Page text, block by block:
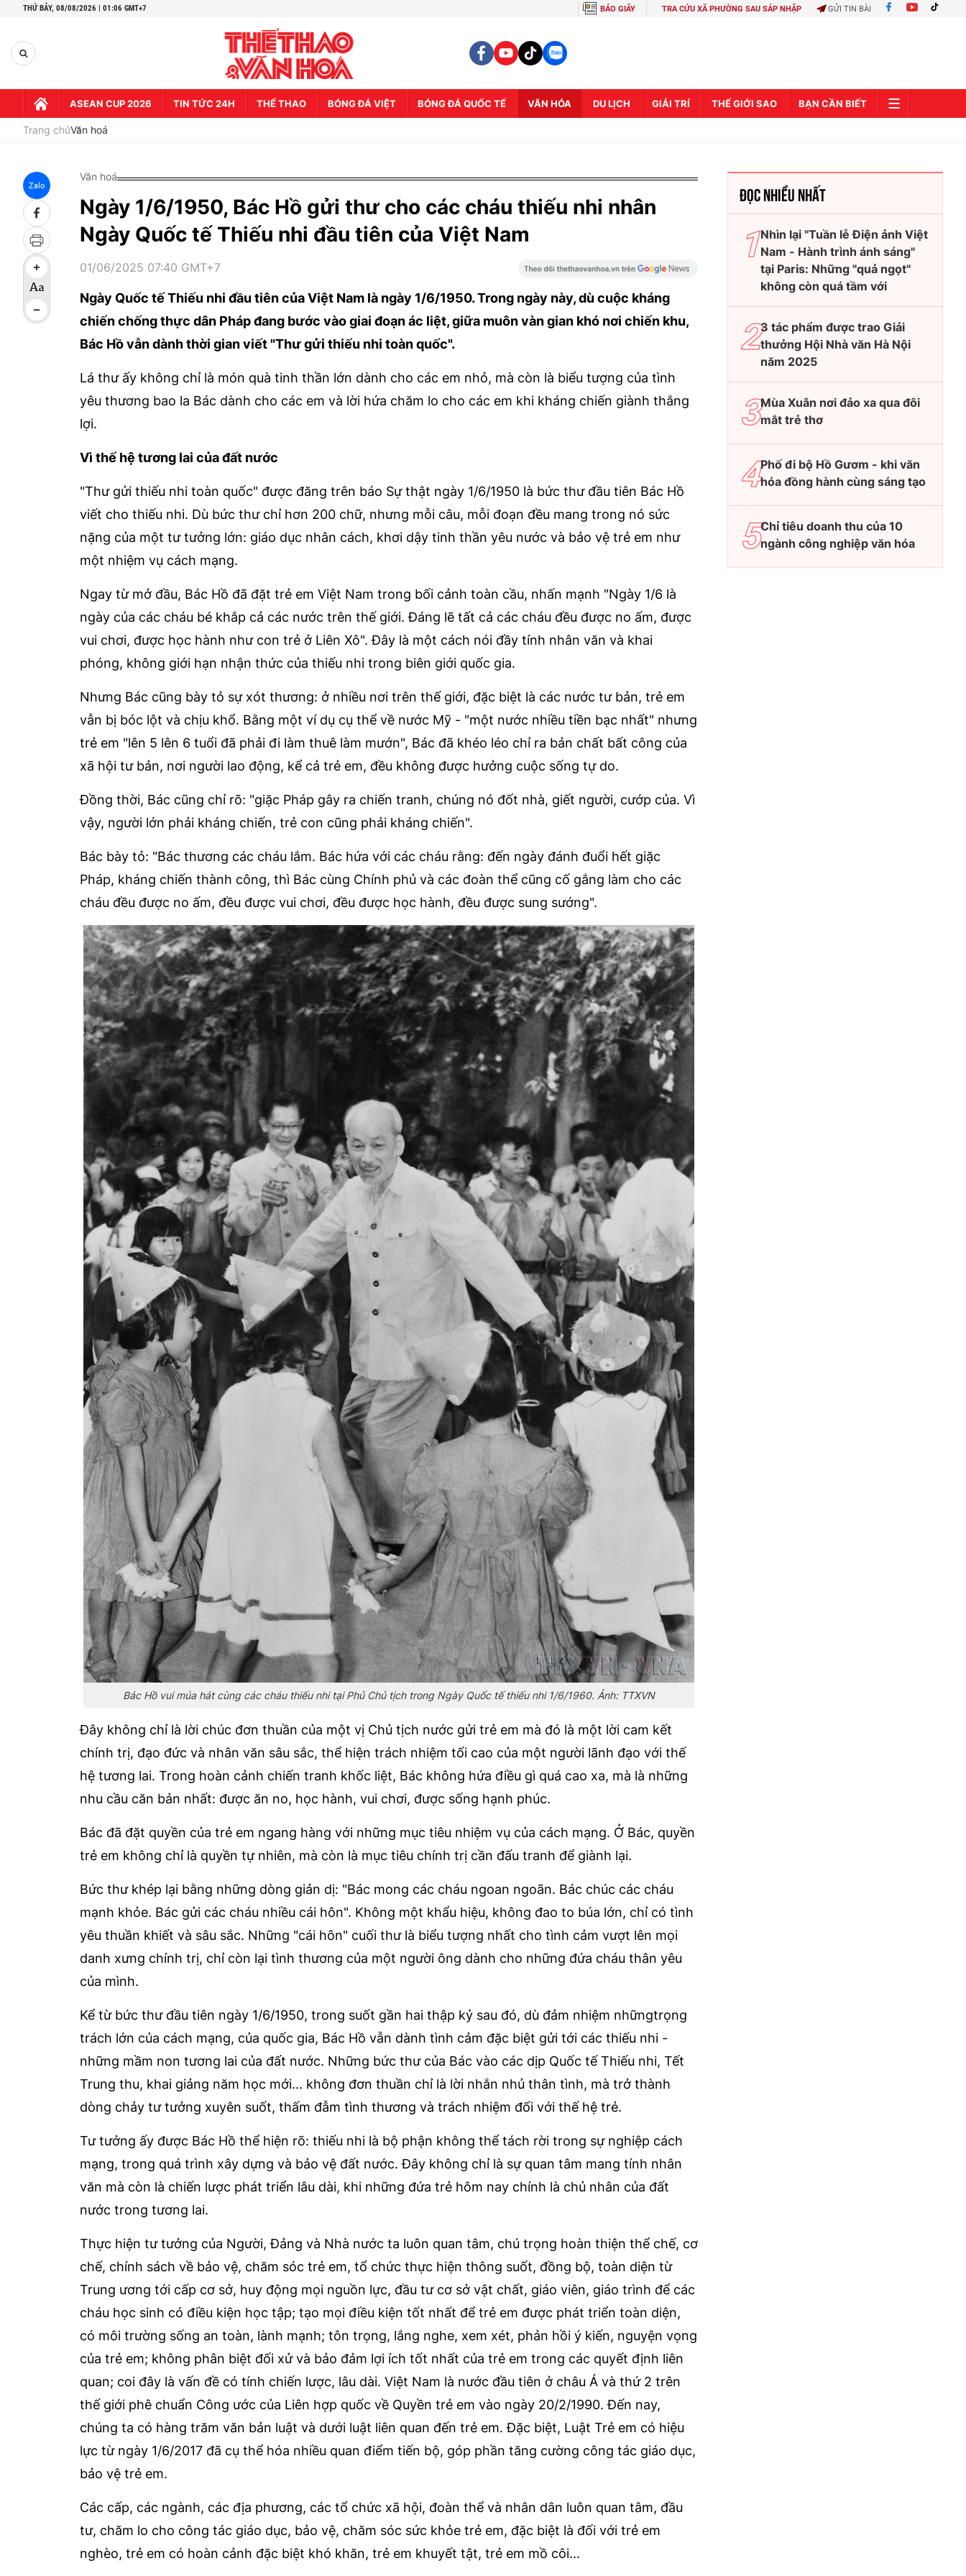
THỨ BẢY, 08/08/2026 | 01:06 GMT+7 BÁO GIẤY TRA CỨU XÃ PHƯỜNG SAU SÁP NHẬP GỬI TIN BÀI
ASEAN CUP 2026 TIN TỨC 24H THỂ THAO BÓNG ĐÁ VIỆT BÓNG ĐÁ QUỐC TẾ VĂN HÓA DU LỊCH GIẢI TRÍ THẾ GIỚI SAO BẠN CẦN BIẾT
Trang chủVăn hoá
Zalo
Văn hoá
Ngày 1/6/1950, Bác Hồ gửi thư cho các cháu thiếu nhi nhân
Ngày Quốc tế Thiếu nhi đầu tiên của Việt Nam
01/06/2025 07:40 GMT+7
Ngày Quốc tế Thiếu nhi đầu tiên của Việt Nam là ngày 1/6/1950. Trong ngày này, dù cuộc kháng
chiến chống thực dân Pháp đang bước vào giai đoạn ác liệt, giữa muôn vàn gian khó nơi chiến khu,
Bác Hồ vẫn dành thời gian viết "Thư gửi thiếu nhi toàn quốc".
Lá thư ấy không chỉ là món quà tinh thần lớn dành cho các em nhỏ, mà còn là biểu tượng của tình
yêu thương bao la Bác dành cho các em và lời hứa chăm lo cho các em khi kháng chiến giành thắng
lợi.
Vì thế hệ tương lai của đất nước
"Thư gửi thiếu nhi toàn quốc" được đăng trên báo Sự thật ngày 1/6/1950 là bức thư đầu tiên Bác Hồ
viết cho thiếu nhi. Dù bức thư chỉ hơn 200 chữ, nhưng mỗi câu, mỗi đoạn đều mang trong nó sức
nặng của một tư tưởng lớn: giáo dục nhân cách, khơi dậy tinh thần yêu nước và bảo vệ trẻ em như
một nhiệm vụ cách mạng.
Ngay từ mở đầu, Bác Hồ đã đặt trẻ em Việt Nam trong bối cảnh toàn cầu, nhấn mạnh "Ngày 1/6 là
ngày của các cháu bé khắp cả các nước trên thế giới. Đáng lẽ tất cả các cháu đều được no ấm, được
vui chơi, được học hành như con trẻ ở Liên Xô". Đây là một cách nói đầy tính nhân văn và khai
phóng, không giới hạn nhận thức của thiếu nhi trong biên giới quốc gia.
Nhưng Bác cũng bày tỏ sự xót thương: ở nhiều nơi trên thế giới, đặc biệt là các nước tư bản, trẻ em
vẫn bị bóc lột và chịu khổ. Bằng một ví dụ cụ thể về nước Mỹ - "một nước nhiều tiền bạc nhất" nhưng
trẻ em "lên 5 lên 6 tuổi đã phải đi làm thuê làm mướn", Bác đã khéo léo chỉ ra bản chất bất công của
xã hội tư bản, nơi người lao động, kể cả trẻ em, đều không được hưởng cuộc sống tự do.
Đồng thời, Bác cũng chỉ rõ: "giặc Pháp gây ra chiến tranh, chúng nó đốt nhà, giết người, cướp của. Vì
vậy, người lớn phải kháng chiến, trẻ con cũng phải kháng chiến".
Bác bày tỏ: "Bác thương các cháu lắm. Bác hứa với các cháu rằng: đến ngày đánh đuổi hết giặc
Pháp, kháng chiến thành công, thì Bác cùng Chính phủ và các đoàn thể cũng cố gắng làm cho các
cháu đều được no ấm, đều được vui chơi, đều được học hành, đều được sung sướng".
Bác Hồ vui múa hát cùng các cháu thiếu nhi tại Phủ Chủ tịch trong Ngày Quốc tế thiếu nhi 1/6/1960. Ảnh: TTXVN
Đây không chỉ là lời chúc đơn thuần của một vị Chủ tịch nước gửi trẻ em mà đó là một lời cam kết
chính trị, đạo đức và nhân văn sâu sắc, thể hiện trách nhiệm tối cao của một người lãnh đạo với thế
hệ tương lai. Trong hoàn cảnh chiến tranh khốc liệt, Bác không hứa điều gì quá cao xa, mà là những
nhu cầu căn bản nhất: được ăn no, học hành, vui chơi, được sống hạnh phúc.
Bác đã đặt quyền của trẻ em ngang hàng với những mục tiêu nhiệm vụ của cách mạng. Ở Bác, quyền
trẻ em không chỉ là quyền tự nhiên, mà còn là mục tiêu chính trị cần đấu tranh để giành lại.
Bức thư khép lại bằng những dòng giản dị: "Bác mong các cháu ngoan ngoãn. Bác chúc các cháu
mạnh khỏe. Bác gửi các cháu nhiều cái hôn". Không một khẩu hiệu, không đao to búa lớn, chỉ có tình
yêu thuần khiết và sâu sắc. Những "cái hôn" cuối thư là biểu tượng nhất cho tình cảm vượt lên mọi
danh xưng chính trị, chỉ còn lại tình thương của một người ông dành cho những đứa cháu thân yêu
của mình.
Kể từ bức thư đầu tiên ngày 1/6/1950, trong suốt gần hai thập kỷ sau đó, dù đảm nhiệm nhữngtrọng
trách lớn của cách mạng, của quốc gia, Bác Hồ vẫn dành tình cảm đặc biệt gửi tới các thiếu nhi -
những mầm non tương lai của đất nước. Những bức thư của Bác vào các dịp Quốc tế Thiếu nhi, Tết
Trung thu, khai giảng năm học mới... không đơn thuần chỉ là lời nhắn nhủ thân tình, mà trở thành
dòng chảy tư tưởng xuyên suốt, thấm đẫm tình thương và trách nhiệm đối với thế hệ trẻ.
Tư tưởng ấy được Bác Hồ thể hiện rõ: thiếu nhi là bộ phận không thể tách rời trong sự nghiệp cách
mạng, trong quá trình xây dựng và bảo vệ đất nước. Đây không chỉ là sự quan tâm mang tính nhân
văn mà còn là chiến lược phát triển lâu dài, khi những đứa trẻ hôm nay chính là chủ nhân của đất
nước trong tương lai.
Thực hiện tư tưởng của Người, Đảng và Nhà nước ta luôn quan tâm, chú trọng hoàn thiện thể chế, cơ
chế, chính sách về bảo vệ, chăm sóc trẻ em, tổ chức thực hiện thông suốt, đồng bộ, toàn diện từ
Trung ương tới cấp cơ sở, huy động mọi nguồn lực, đầu tư cơ sở vật chất, giáo viên, giáo trình để các
cháu học sinh có điều kiện học tập; tạo mọi điều kiện tốt nhất để trẻ em được phát triển toàn diện,
có môi trường sống an toàn, lành mạnh; tôn trọng, lắng nghe, xem xét, phản hồi ý kiến, nguyện vọng
của trẻ em; không phân biệt đối xử và bảo đảm lợi ích tốt nhất của trẻ em trong các quyết định liên
quan; coi đây là vấn đề có tính chiến lược, lâu dài. Việt Nam là nước đầu tiên ở châu Á và thứ 2 trên
thế giới phê chuẩn Công ước của Liên hợp quốc về Quyền trẻ em vào ngày 20/2/1990. Đến nay,
chúng ta có hàng trăm văn bản luật và dưới luật liên quan đến trẻ em. Đặc biệt, Luật Trẻ em có hiệu
lực từ ngày 1/6/2017 đã cụ thể hóa nhiều quan điểm tiến bộ, góp phần tăng cường công tác giáo dục,
bảo vệ trẻ em.
Các cấp, các ngành, các địa phương, các tổ chức xã hội, đoàn thể và nhân dân luôn quan tâm, đầu
tư, chăm lo cho công tác giáo dục, bảo vệ, chăm sóc sức khỏe trẻ em, đặc biệt là đối với trẻ em
nghèo, trẻ em có hoàn cảnh đặc biệt khó khăn, trẻ em khuyết tật, trẻ em mồ côi...
ĐỌC NHIỀU NHẤT
Nhìn lại "Tuần lễ Điện ảnh Việt
Nam - Hành trình ánh sáng"
tại Paris: Những "quả ngọt"
không còn quá tầm với
3 tác phẩm được trao Giải
thưởng Hội Nhà văn Hà Nội
năm 2025
Mùa Xuân nơi đảo xa qua đôi
mắt trẻ thơ
Phố đi bộ Hồ Gươm - khi văn
hóa đồng hành cùng sáng tạo
Chỉ tiêu doanh thu của 10
ngành công nghiệp văn hóa